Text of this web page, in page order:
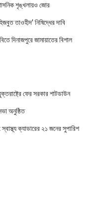
শৃঙ্খলায়ও জোর
তাওহীদ’ নিষিদ্ধের দাবি
দিনাজপুরে জামায়াতের বিশাল
ফের সরকার শাটডাউন
অনুষ্ঠিত
ক্যাডারের ২১ জনের সুপারিশ